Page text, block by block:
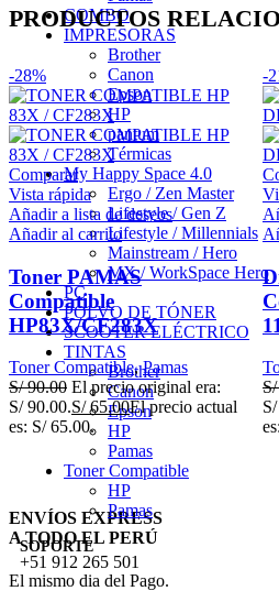
COMBO
IMPRESORAS
Brother
Canon
Epson
HP
pantum
Térmicas
My Happy Space 4.0
Ergo / Zen Master
Lifestyle / Gen Z
Lifestyle / Millennials
Mainstream / Hero
MX / WorkSpace Hero
PC
POLVO DE TÓNER
SCOOTER ELÉCTRICO
TINTAS
Brother
Canon
Epson
HP
Pamas
Toner Compatible
HP
Pamas
SOPORTE
+51 912 265 501
PRODUCTOS
-28%
Comparar
Vista rápida
Añadir a lista de deseos
Añadir al carrito
Toner PAMAS
Compatible
HP83X/CF283X
Toner Compatible,Pamas
S/90.00 El precio original era:
S/ 90.00.S/65.00El precio actual
es: S/ 65.00.
-
S/
ENVÍOS EXPRESS
A TODO EL PERÚ
El mismo dia del Pago.